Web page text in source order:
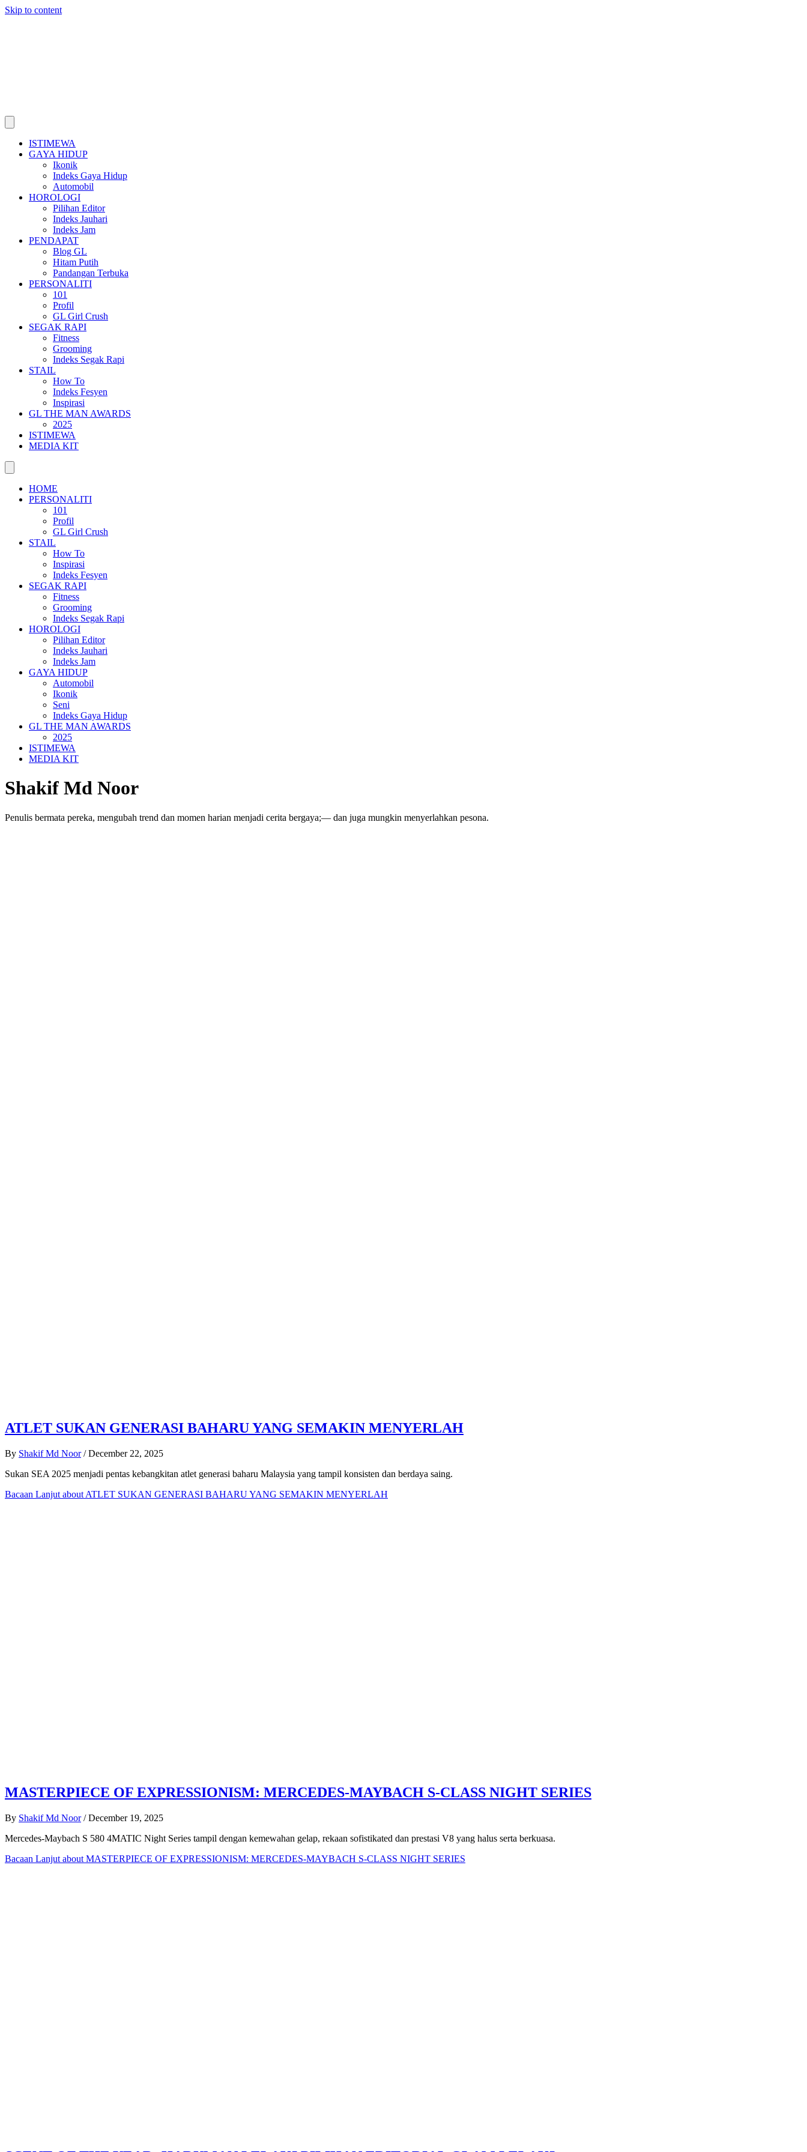
Skip to content
ISTIMEWA
GAYA HIDUP
Ikonik
Indeks Gaya Hidup
Automobil
HOROLOGI
Pilihan Editor
Indeks Jauhari
Indeks Jam
PENDAPAT
Blog GL
Hitam Putih
Pandangan Terbuka
PERSONALITI
101
Profil
GL Girl Crush
SEGAK RAPI
Fitness
Grooming
Indeks Segak Rapi
STAIL
How To
Indeks Fesyen
Inspirasi
GL THE MAN AWARDS
2025
ISTIMEWA
MEDIA KIT
HOME
PERSONALITI
101
Profil
GL Girl Crush
STAIL
How To
Inspirasi
Indeks Fesyen
SEGAK RAPI
Fitness
Grooming
Indeks Segak Rapi
HOROLOGI
Pilihan Editor
Indeks Jauhari
Indeks Jam
GAYA HIDUP
Automobil
Ikonik
Seni
Indeks Gaya Hidup
GL THE MAN AWARDS
2025
ISTIMEWA
MEDIA KIT
Shakif Md Noor
Penulis bermata pereka, mengubah trend dan momen harian menjadi cerita bergaya;— dan juga mungkin menyerlahkan pesona.
ATLET SUKAN GENERASI BAHARU YANG SEMAKIN MENYERLAH
By Shakif Md Noor / December 22, 2025
Sukan SEA 2025 menjadi pentas kebangkitan atlet generasi baharu Malaysia yang tampil konsisten dan berdaya saing.
Bacaan Lanjut about ATLET SUKAN GENERASI BAHARU YANG SEMAKIN MENYERLAH
MASTERPIECE OF EXPRESSIONISM: MERCEDES-MAYBACH S-CLASS NIGHT SERIES
By Shakif Md Noor / December 19, 2025
Mercedes-Maybach S 580 4MATIC Night Series tampil dengan kemewahan gelap, rekaan sofistikated dan prestasi V8 yang halus serta berkuasa.
Bacaan Lanjut about MASTERPIECE OF EXPRESSIONISM: MERCEDES-MAYBACH S-CLASS NIGHT SERIES